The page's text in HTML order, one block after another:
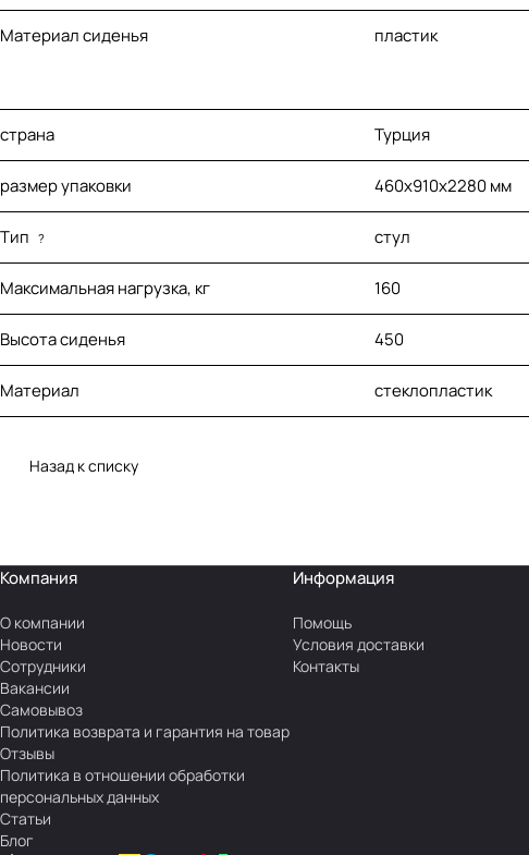
Материал сиденья пластик
страна Турция
размер упаковки 460х910х2280 мм
Тип ? стул
Максимальная нагрузка, кг 160
Высота сиденья 450
Материал стеклопластик
Назад к списку
Компания
О компании
Новости
Сотрудники
Вакансии
Самовывоз
Политика возврата и гарантия на товар
Отзывы
Политика в отношении обработки
персональных данных
Статьи
Блог
Информация
Помощь
Условия доставки
Контакты